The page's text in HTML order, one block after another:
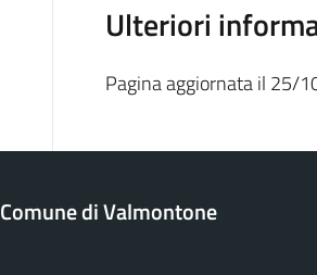
Ulteriori
Pagina aggiornata il 25/
Comune di Valmontone